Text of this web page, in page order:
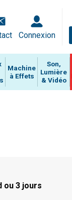
Connexion
Machine
à Effets
Son,
Lumière
& Vidéo
ou 3 jours